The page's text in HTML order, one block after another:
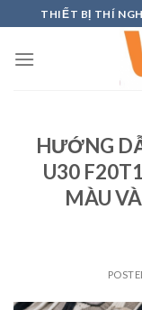
to
content
THIẾT BỊ THÍ
HƯỚNG
U30
MÀU